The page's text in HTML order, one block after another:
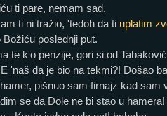
ti pare, nemam sad.
ti ni tražio, 'tedoh da ti uplatim
poslednji put.
te k'o penzije, gori si od
'naš da je bio na tekmi?! Došao
pišnuo sam firnajz kad sam
se da Đole ne bi stao u hamera!